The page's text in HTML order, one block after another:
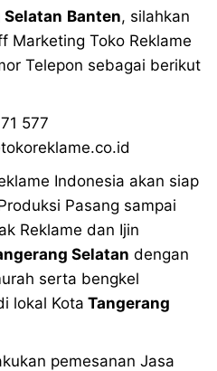
Selatan Banten, silahkan
Marketing Toko Reklame
Telepon sebagai berikut
577
Indonesia akan siap
Pasang sampai
Reklame dan Ijin
Selatan dengan
serta bengkel
lokal Kota Tangerang
pemesanan Jasa